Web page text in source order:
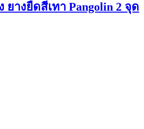
ยางยืดสีเทา Pangolin 2 จุด